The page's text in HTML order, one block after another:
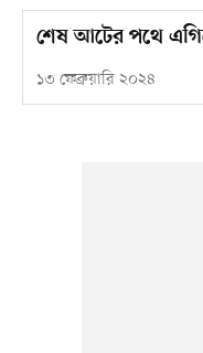
শেষ আটের পথে
১৩ ফেব্রুয়ারি ২০২৪